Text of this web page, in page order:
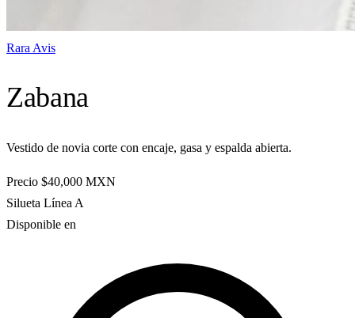
Rara Avis
Zabana
Vestido de novia corte con encaje, gasa y espalda abierta.
Precio $40,000 MXN
Silueta Línea A
Disponible en